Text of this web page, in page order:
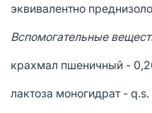
эквивалентно
Вспомогательные
крахмал пшеничный -
лактоза моногидрат - q.s.